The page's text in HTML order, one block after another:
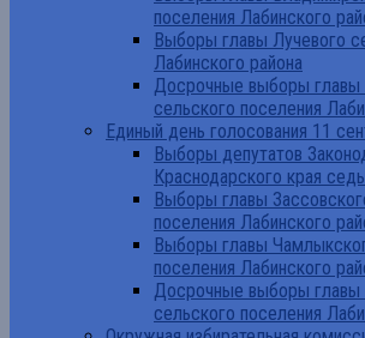
поселения Лабинского
Выборы главы Лучевого
Лабинского района
Досрочные выборы главы
сельского поселения
Единый день голосования 11
Выборы депутатов
Краснодарского края
Выборы главы
поселения Лабинского
Выборы главы
поселения Лабинского
Досрочные выборы главы
сельского поселения